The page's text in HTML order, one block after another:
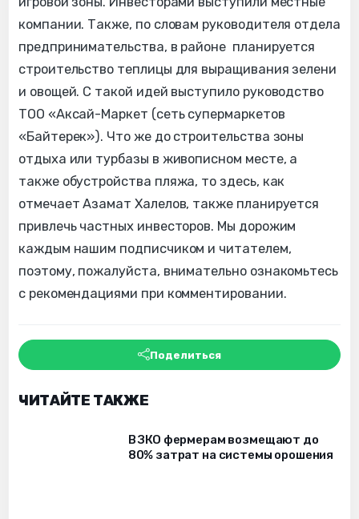
компании. Также, по словам руководителя отдела
предпринимательства, в районе планируется
строительство теплицы для выращивания зелени
и овощей. С такой идей выступило руководство
ТОО «Аксай-Маркет (сеть супермаркетов
«Байтерек»). Что же до строительства зоны
отдыха или турбазы в живописном месте, а
также обустройства пляжа, то здесь, как
отмечает Азамат Халелов, также планируется
привлечь частных инвесторов. Мы дорожим
каждым нашим подписчиком и читателем,
поэтому, пожалуйста, внимательно ознакомьтесь
с рекомендациями при комментировании.
Поделиться
ЧИТАЙТЕ ТАКЖЕ
В ЗКО фермерам возмещают до
80% затрат на системы орошения